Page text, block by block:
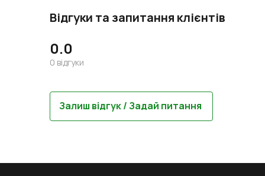
Відгуки та запитання клієнтів
0.0
0 відгуки
Залиш відгук / Задай питання